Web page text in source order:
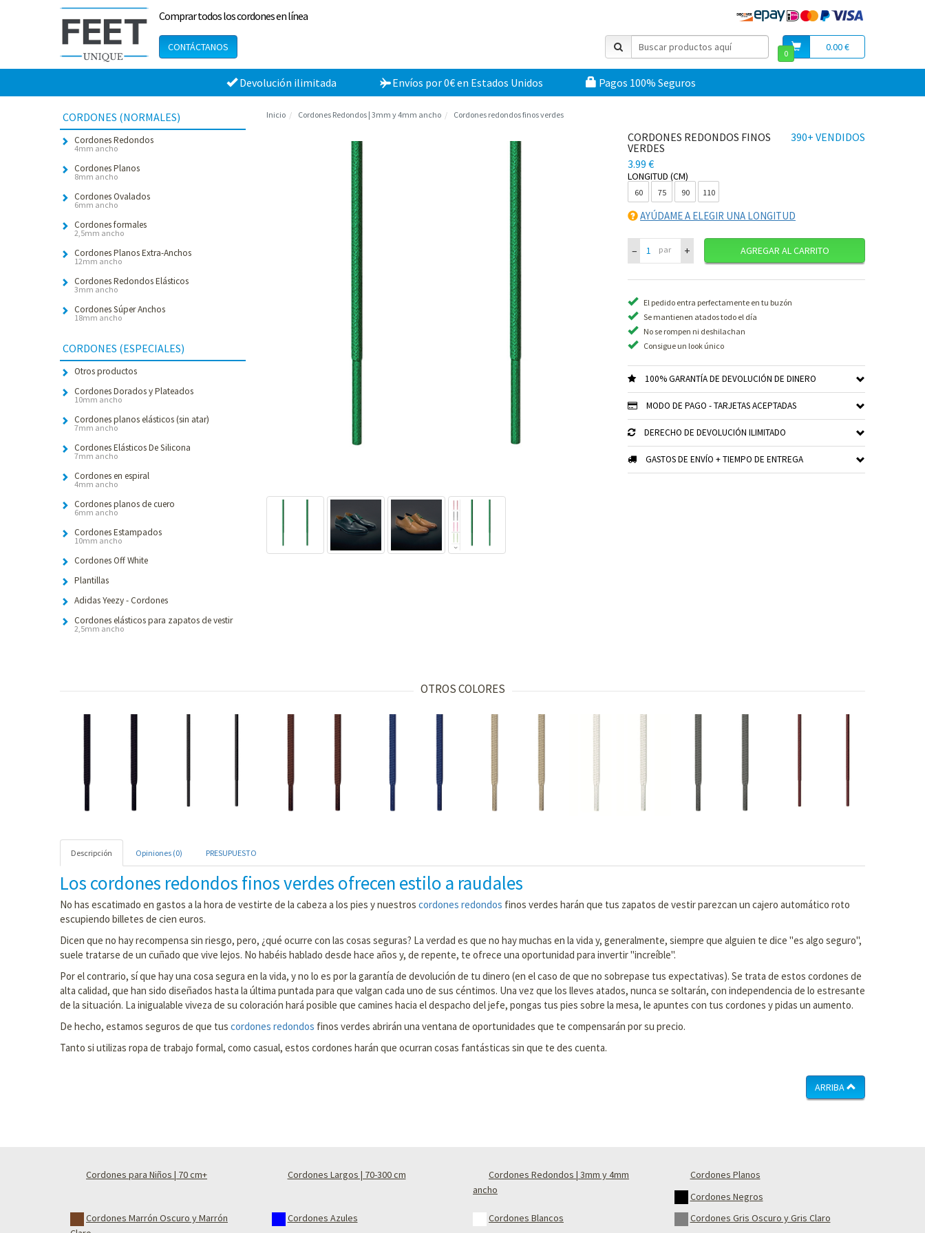
Comprar todos los cordones en línea
CONTÁCTANOS 0.00 €
0
Devolución ilimitada Envíos por 0€en Estados Unidos Pagos 100% Seguros
CORDONES (NORMALES)
Cordones Redondos
4mm ancho
Cordones Planos
8mm ancho
Cordones Ovalados
6mm ancho
Cordones formales
2,5mm ancho
Cordones Planos Extra-Anchos
12mm ancho
Cordones Redondos Elásticos
3mm ancho
Cordones Súper Anchos
18mm ancho
CORDONES (ESPECIALES)
Otros productos
Cordones Dorados y Plateados
10mm ancho
Cordones planos elásticos (sin atar)
7mm ancho
Cordones Elásticos De Silicona
7mm ancho
Cordones en espiral
4mm ancho
Cordones planos de cuero
6mm ancho
Cordones Estampados
10mm ancho
Cordones Off White
Plantillas
Adidas Yeezy - Cordones
Cordones elásticos para zapatos de vestir
2,5mm ancho
Inicio Cordones Redondos | 3mm y 4mm ancho Cordones redondos finos verdes
390+ VENDIDOS
CORDONES REDONDOS FINOS
VERDES
3.99 €
LONGITUD (CM)
60 75 90 110
AYÚDAME A ELEGIR UNA LONGITUD
– par + AGREGAR AL CARRITO
El pedido entra perfectamente en tu buzón
Se mantienen atados todo el día
No se rompen ni deshilachan
Consigue un look único
100% GARANTÍA DE DEVOLUCIÓN DE DINERO
MODO DE PAGO - TARJETAS ACEPTADAS
DERECHO DE DEVOLUCIÓN ILIMITADO
GASTOS DE ENVÍO + TIEMPO DE ENTREGA
OTROS COLORES
Descripción Opiniones (0) PRESUPUESTO
Los cordones redondos finos verdes ofrecen estilo a raudales
No has escatimado en gastos a la hora de vestirte de la cabeza a los pies y nuestros cordones redondos finos verdes harán que tus zapatos de vestir parezcan un cajero automático roto
escupiendo billetes de cien euros.
Dicen que no hay recompensa sin riesgo, pero, ¿qué ocurre con las cosas seguras? La verdad es que no hay muchas en la vida y, generalmente, siempre que alguien te dice "es algo seguro",
suele tratarse de un cuñado que vive lejos. No habéis hablado desde hace años y, de repente, te ofrece una oportunidad para invertir "increíble".
Por el contrario, sí que hay una cosa segura en la vida, y no lo es por la garantía de devolución de tu dinero (en el caso de que no sobrepase tus expectativas). Se trata de estos cordones de
alta calidad, que han sido diseñados hasta la última puntada para que valgan cada uno de sus céntimos. Una vez que los lleves atados, nunca se soltarán, con independencia de lo estresante
de la situación. La inigualable viveza de su coloración hará posible que camines hacia el despacho del jefe, pongas tus pies sobre la mesa, le apuntes con tus cordones y pidas un aumento.
De hecho, estamos seguros de que tus cordones redondos finos verdes abrirán una ventana de oportunidades que te compensarán por su precio.
Tanto si utilizas ropa de trabajo formal, como casual, estos cordones harán que ocurran cosas fantásticas sin que te des cuenta.
ARRIBA
Cordones para Niños | 70 cm+ Cordones Largos | 70-300 cm
Cordones Redondos | 3mm y 4mm
ancho
Cordones Planos
Cordones Negros
Cordones Marrón Oscuro y Marrón
Cordones Azules Cordones Blancos Cordones Gris Oscuro y Gris Claro